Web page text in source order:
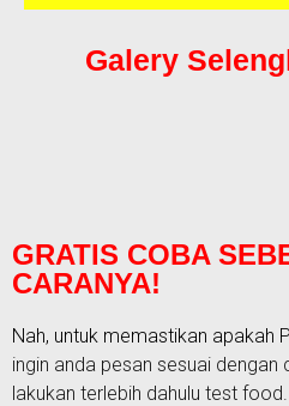
Galery
GRATIS COBA
CARANYA!
Nah, untuk memastikan apakah
ingin anda pesan sesuai dengan
lakukan terlebih dahulu test food.